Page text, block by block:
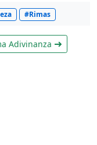
#Rimas
Adivinanza